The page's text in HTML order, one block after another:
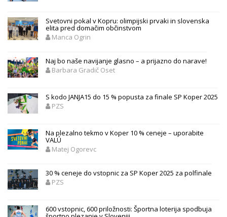
Svetovni pokal v Kopru: olimpijski prvaki in slovenska
elita pred domačim občinstvom
Manca Ogrin
Naj bo naše navijanje glasno – a prijazno do narave!
Barbara Gradič Oset
S kodo JANJA15 do 15 % popusta za finale SP Koper 2025
PZS
Na plezalno tekmo v Koper 10 % ceneje – uporabite
VALÚ
Matej Ogorevc
30 % ceneje do vstopnic za SP Koper 2025 za polfinale
PZS
600 vstopnic, 600 priložnosti: Športna loterija spodbuja